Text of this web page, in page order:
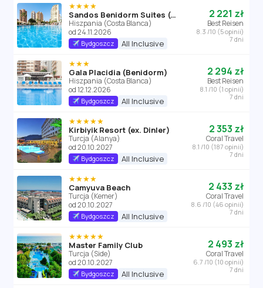
★★★★
Sandos Benidorm Suites (ex Marconfort Benidorm Suites)
Hiszpania (Costa Blanca)
od 24.11.2026
Bydgoszcz All Inclusive
2 221 zł
Best Reisen
8.3 /10 (5 opinii)
7 dni
★★★
Gala Placidia (Benidorm)
Hiszpania (Costa Blanca)
od 12.12.2026
Bydgoszcz All Inclusive
2 294 zł
Best Reisen
8.1 /10 (1 opinii)
7 dni
★★★★★
Kirbiyik Resort (ex. Dinler)
Turcja (Alanya)
od 20.10.2027
Bydgoszcz All Inclusive
2 353 zł
Coral Travel
8.1 /10 (187 opinii)
7 dni
★★★★
Camyuva Beach
Turcja (Kemer)
od 20.10.2027
Bydgoszcz All Inclusive
2 433 zł
Coral Travel
8.6 /10 (46 opinii)
7 dni
★★★★★
Master Family Club
Turcja (Side)
od 20.10.2027
Bydgoszcz All Inclusive
2 493 zł
Coral Travel
6.7 /10 (10 opinii)
7 dni